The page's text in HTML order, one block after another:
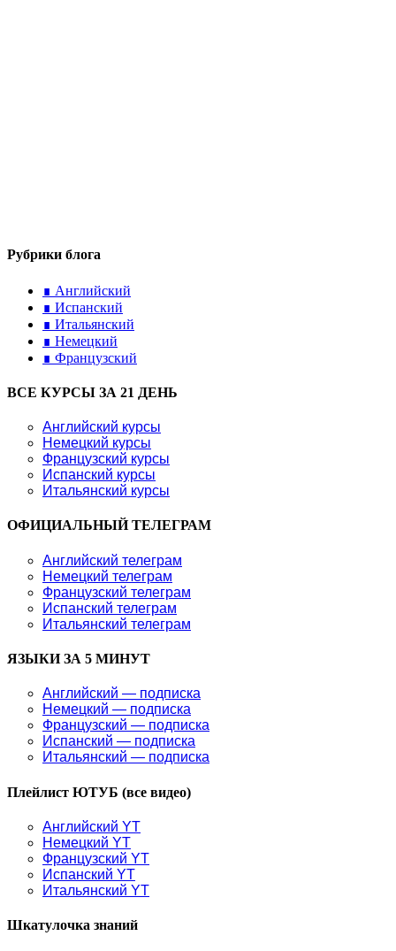
Рубрики блога
∎ Английский
∎ Испанский
∎ Итальянский
∎ Немецкий
∎ Французский
ВСЕ КУРСЫ ЗА 21 ДЕНЬ
Английский курсы
Немецкий курсы
Французский курсы
Испанский курсы
Итальянский курсы
ОФИЦИАЛЬНЫЙ ТЕЛЕГРАМ
Английский телеграм
Немецкий телеграм
Французский телеграм
Испанский телеграм
Итальянский телеграм
ЯЗЫКИ ЗА 5 МИНУТ
Английский — подписка
Немецкий — подписка
Французский — подписка
Испанский — подписка
Итальянский — подписка
Плейлист ЮТУБ (все видео)
Английский YT
Немецкий YT
Французский YT
Испанский YT
Итальянский YT
Шкатулочка знаний